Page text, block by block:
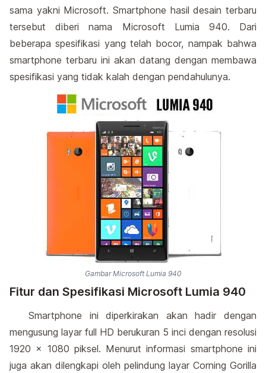
sama yakni Microsoft. Smartphone hasil desain terbaru
tersebut diberi nama Microsoft Lumia 940. Dari
beberapa spesifikasi yang telah bocor, nampak bahwa
smartphone terbaru ini akan datang dengan membawa
spesifikasi yang tidak kalah dengan pendahulunya.
Gambar Microsoft Lumia 940
Fitur dan Spesifikasi Microsoft Lumia 940
Smartphone ini diperkirakan akan hadir dengan
mengusung layar full HD berukuran 5 inci dengan resolusi
1920 x 1080 piksel. Menurut informasi smartphone ini
juga akan dilengkapi oleh pelindung layar Corning Gorilla